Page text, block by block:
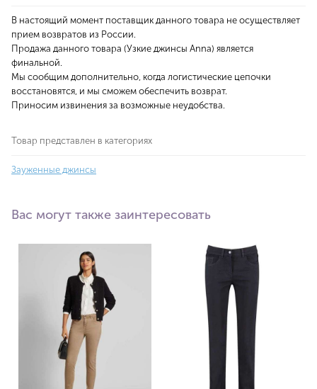
В настоящий момент поставщик данного товара не осуществляет
прием возвратов из России.
Продажа данного товара (Узкие джинсы Anna) является
финальной.
Мы сообщим дополнительно, когда логистические цепочки
восстановятся, и мы сможем обеспечить возврат.
Приносим извинения за возможные неудобства.
Товар представлен в категориях
Зауженные джинсы
Вас могут также заинтересовать